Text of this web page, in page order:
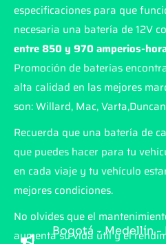
especificaciones para que
necesaria una batería de 12V
entre 850 y 970 amperios-
Promoción de baterías
alta calidad en las mejores
son: Willard, Mac,
Recuerda que una batería de
que puedes hacer para tu
en cada viaje y tu vehículo
mejores condiciones.
No olvides que el
aumenta su vida útil y el
Bogotá - Medellín -